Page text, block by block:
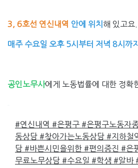
3, 6호선 연신내역 안에 위치 해 있고요.
매주 수요일 오후 5시부터 저녁 8시까
공인노무사에게 노동법률에 대한 정확
#연신내역 #은평구 #은평구노동자
동상담 #찾아가는노동상담 #지하철
담 #바쁜시민을위한 #편의증진 #은
무료노무상담 #수요일 #학생 #알바